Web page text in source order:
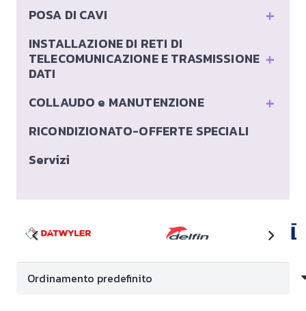
+
POSA DI CAVI
+
INSTALLAZIONE DI RETI DI
TELECOMUNICAZIONE E TRASMISSIONE
DATI
+
COLLAUDO e MANUTENZIONE
RICONDIZIONATO-OFFERTE SPECIALI
Servizi